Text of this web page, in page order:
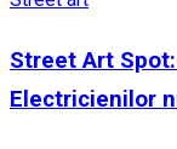
Street Art
Electricienilor